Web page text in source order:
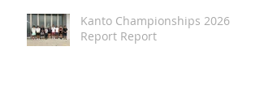
Kanto Championships 2026
Report Report